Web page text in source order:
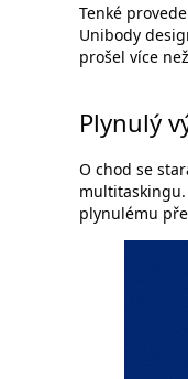
Tenké
Unibody
prošel více než
Plynulý
O chod se
plynulému